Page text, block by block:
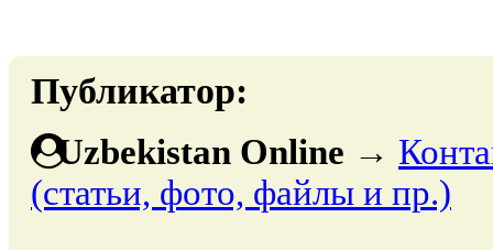
Публикатор:
Uzbekistan Online →
(статьи, фото, файлы и пр.)